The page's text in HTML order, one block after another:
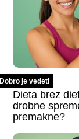
Dobro je vedeti
Dieta brez
drobne
premakne?